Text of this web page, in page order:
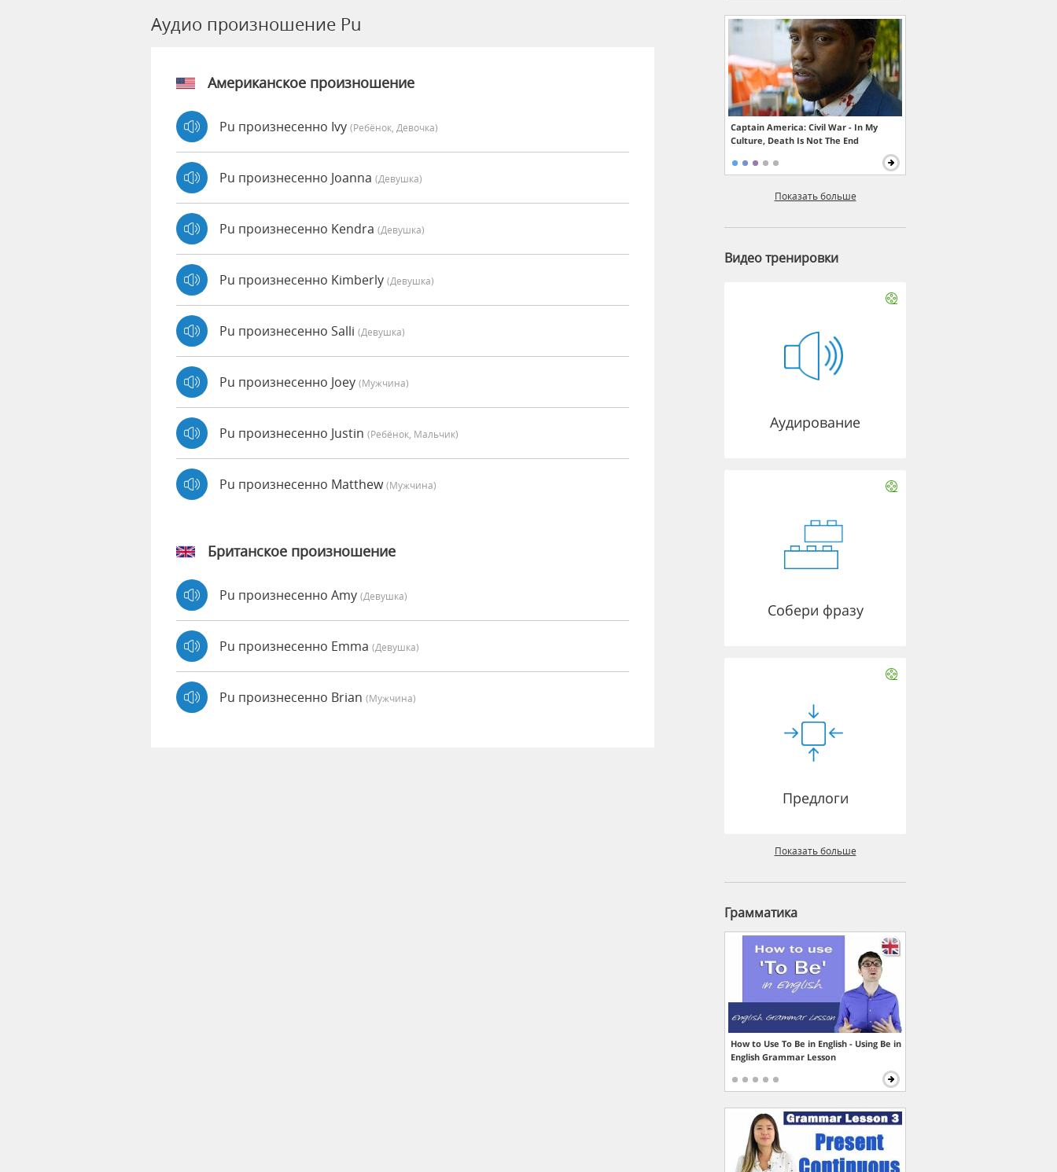
Аудио произношение Pu
Американское произношение
Pu произнесенно Ivy (Ребёнок, Девочка)
Pu произнесенно Joanna (девушка)
Pu произнесенно Kendra (девушка)
Pu произнесенно Kimberly (девушка)
Pu произнесенно Salli (девушка)
Pu произнесенно Joey (мужчина)
Pu произнесенно Justin (Ребёнок, Мальчик)
Pu произнесенно Matthew(мужчина)
Британское произношение
Pu произнесенно Amy (девушка)
Pu произнесенно Emma (девушка)
Pu произнесенно Brian (мужчина)
Captain America: Civil War - In My
Culture, Death Is Not The End
Показать больше
Видео тренировки
Аудирование
Собери фразу
Предлоги
Показать больше
Грамматика
How to Use To Be in English - Using Be in
English Grammar Lesson